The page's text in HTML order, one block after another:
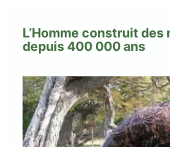
L’Homme construit des
depuis 400 000 ans